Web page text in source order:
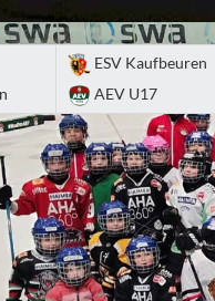
ESV Kaufbeuren
AEV U17